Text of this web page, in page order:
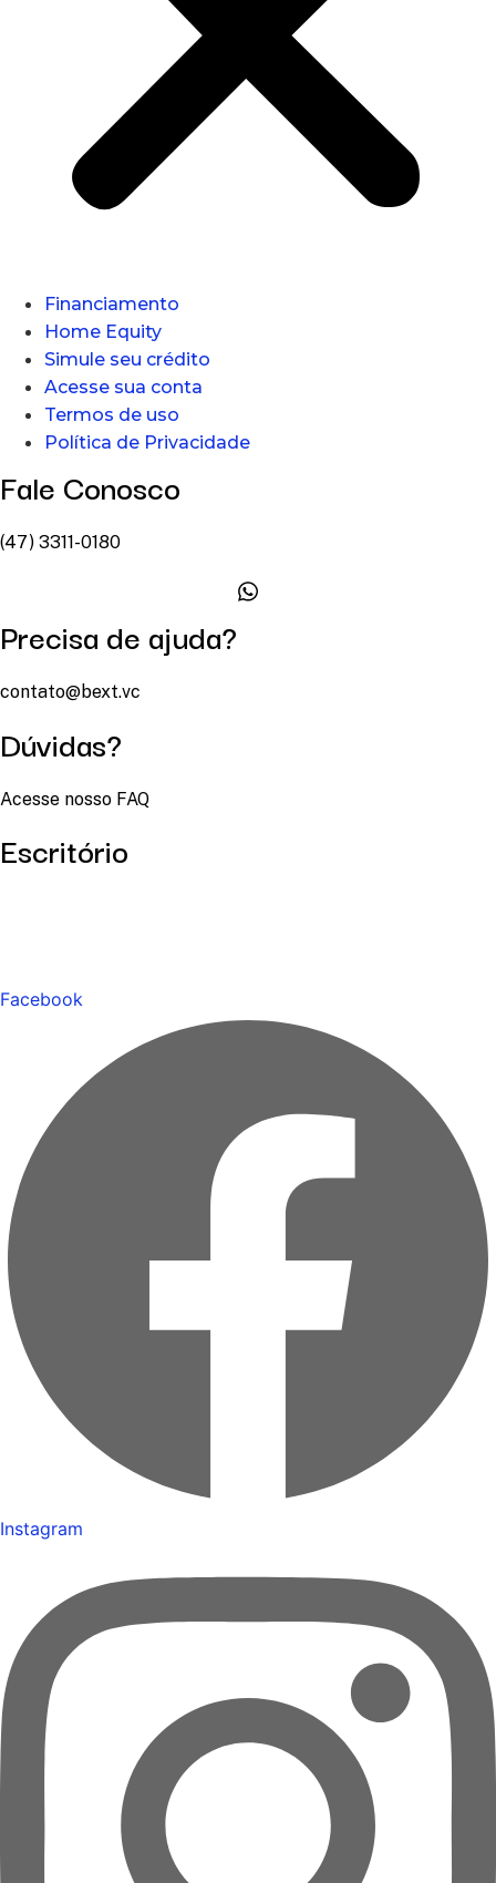
Financiamento
Home Equity
Simule seu crédito
Acesse sua conta
Termos de uso
Política de Privacidade
Fale Conosco
(47) 3311-0180
Precisa de ajuda?
contato@bext.vc
Dúvidas?
Acesse nosso FAQ
Escritório
Facebook
Instagram